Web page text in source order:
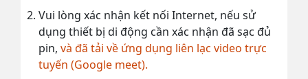
Vui lòng xác nhận kết nối Internet, nếu sử
dụng thiết bị di động cần xác nhận đã sạc đủ
pin, và đã tải về ứng dụng liên lạc video trực
tuyến (Google meet).